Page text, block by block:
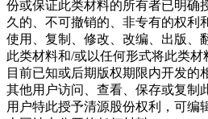
份或保证此类材料的所有者已明确
久的、不可撤销的、非专有的权利
使用、复制、修改、改编、出版、
此类材料和/或以任何形式将此类
目前已知或后期版权期限内开发的
其他用户访问、查看、保存或复制
用户特此授予清源股份权利，可编